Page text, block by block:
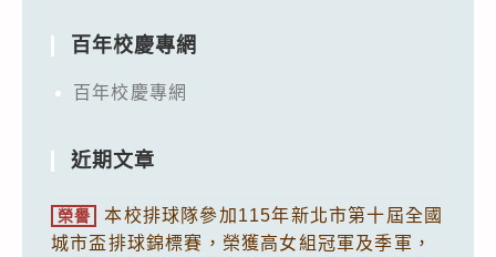
百年校慶專網
百年校慶專網
近期文章
榮譽
本校排球隊參加115年新北市第十屆全國
城市盃排球錦標賽，榮獲高女組冠軍及季軍，